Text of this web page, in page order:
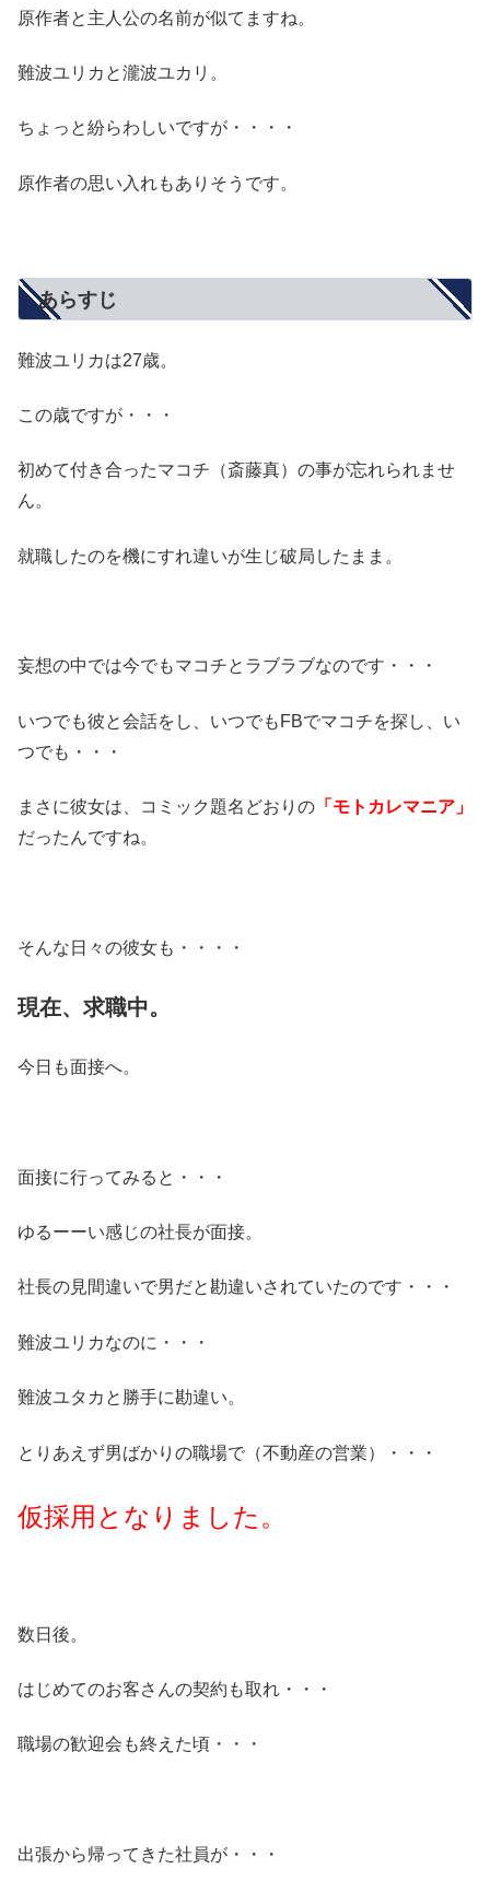
原作者と主人公の名前が似てますね。
難波ユリカと瀧波ユカリ。
ちょっと紛らわしいですが・・・・
原作者の思い入れもありそうです。
あらすじ
難波ユリカは27歳。
この歳ですが・・・
初めて付き合ったマコチ（斎藤真）の事が忘れられませ
ん。
就職したのを機にすれ違いが生じ破局したまま。
妄想の中では今でもマコチとラブラブなのです・・・
いつでも彼と会話をし、いつでもFBでマコチを探し、い
つでも・・・
まさに彼女は、コミック題名どおりの 「モトカレマニア」
だったんですね。
そんな日々の彼女も・・・・
現在、求職中。
今日も面接へ。
面接に行ってみると・・・
ゆるーーい感じの社長が面接。
社長の見間違いで男だと勘違いされていたのです・・・
難波ユリカなのに・・・
難波ユタカと勝手に勘違い。
とりあえず男ばかりの職場で（不動産の営業）・・・
仮採用となりました。
数日後。
はじめてのお客さんの契約も取れ・・・
職場の歓迎会も終えた頃・・・
出張から帰ってきた社員が・・・